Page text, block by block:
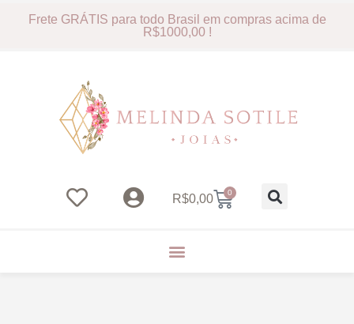
Frete GRÁTIS para todo Brasil em compras acima de
R$1000,00 !
R$0,00 0